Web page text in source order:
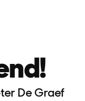
De Graef